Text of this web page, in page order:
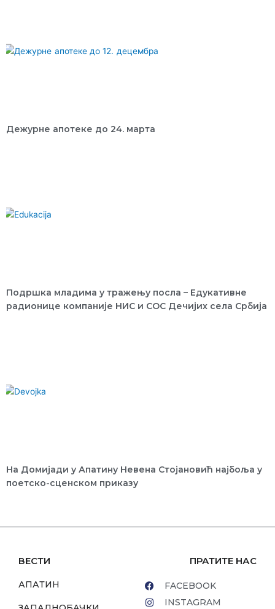
Дежурне апотеке до 24. марта
Подршка младима у тражењу посла – Едукативне
радионице компаније НИС и СОС Дечијих села Србија
На Домијади у Апатину Невена Стојановић најбоља у
поетско-сценском приказу
ВЕСТИ
АПАТИН
ПРАТИТЕ НАС
FACEBOOK
INSTAGRAM